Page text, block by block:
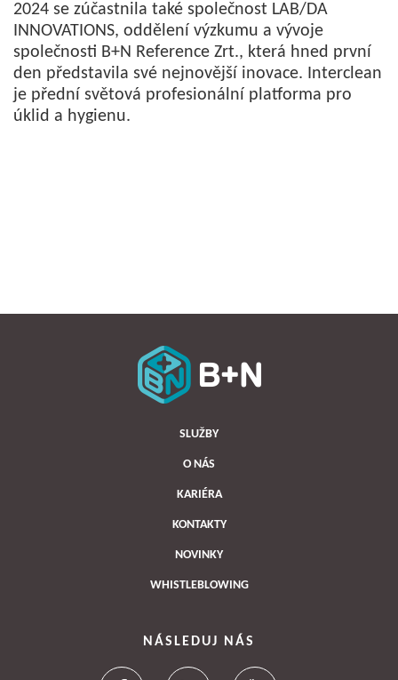
2024 se zúčastnila také společnost LAB/DA
INNOVATIONS, oddělení výzkumu a vývoje
společnosti B+N Reference Zrt., která hned první
den představila své nejnovější inovace. Interclean
je přední světová profesionální platforma pro
úklid a hygienu.
SLUŽBY
O NÁS
KARIÉRA
KONTAKTY
NOVINKY
WHISTLEBLOWING
NÁSLEDUJ NÁS